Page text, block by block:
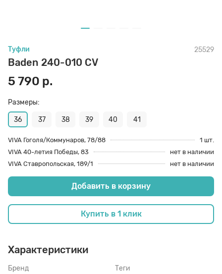
Туфли 25529
Baden 240-010 CV
5 790 р.
Размеры:
36 37 38 39 40 41
VIVA Гоголя/Коммунаров, 78/88
1 шт.
VIVA 40-летия Победы, 83
нет в наличии
VIVA Ставропольская, 189/1
нет в наличии
Добавить в корзину
Купить в 1 клик
Характеристики
Бренд Теги
8 den
Полустельки
Пропитка
Пяткоудерживатели
Растяжитель и Очиститель
Салфетки
Стельки